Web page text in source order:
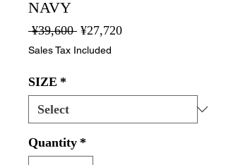
NAVY
¥39,600 Regular
Price
¥27,720Sale
Sales Tax Included
SIZE *
Quantity *